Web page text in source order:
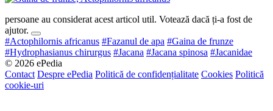
persoane au considerat acest articol util. Votează dacă ți-a fost de
ajutor.
#Actophilornis africanus #Fazanul de apa #Gaina de frunze
#Hydrophasianus chirurgus #Jacana #Jacana spinosa #Jacanidae
© 2026 ePedia
Contact Despre ePedia Politică de confidențialitate Cookies Politică
cookie-uri